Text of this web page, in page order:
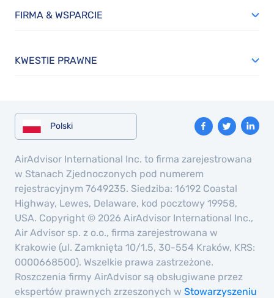
FIRMA & WSPARCIE
KWESTIE PRAWNE
Polski
AirAdvisor International Inc. to firma zarejestrowana
w Stanach Zjednoczonych pod numerem
rejestracyjnym 7649235. Siedziba: 16192 Coastal
Highway, Lewes, Delaware, kod pocztowy 19958,
USA. Copyright © 2026 AirAdvisor International Inc.,
Air Advisor sp. z o.o., firma zarejestrowana w
Krakowie (ul. Zamknięta 10/1.5, 30-554 Kraków, KRS:
0000668500). Wszelkie prawa zastrzeżone.
Roszczenia firmy AirAdvisor są obsługiwane przez
ekspertów prawnych zrzeszonych w Stowarzyszeniu